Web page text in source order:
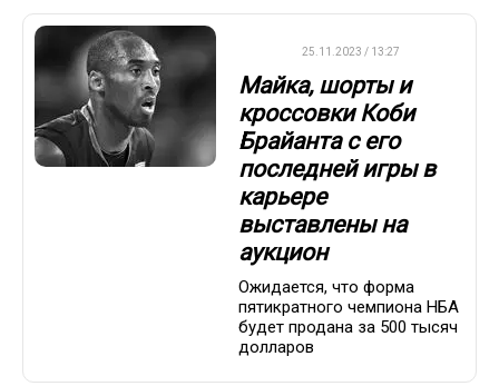
25.11.2023 / 13:27
Майка, шорты и
кроссовки Коби
Брайанта с его
последней игры в
карьере
выставлены на
аукцион
Ожидается, что форма
пятикратного чемпиона НБА
будет продана за 500 тысяч
долларов